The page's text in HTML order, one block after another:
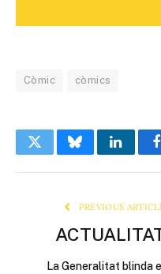
Còmic còmics
TwitterBluesky
PREVIOUS
La Generalitat blinda